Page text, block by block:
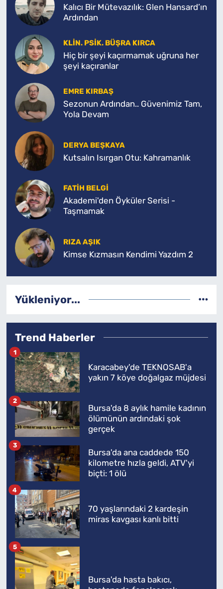
Kalıcı Bir Mütevazılık: Glen Hansard’ın
Ardından
KLIN. PSIK. BÜŞRA KIRCA
Hiç bir şeyi kaçırmamak uğruna her
şeyi kaçıranlar
EMRE KIRBAŞ
Sezonun Ardından.. Güvenimiz Tam,
Yola Devam
DERYA BEŞKAYA
Kutsalın Isırgan Otu: Kahramanlık
FATİH BELGİ
Akademi'den Öyküler Serisi -
Taşmamak
RIZA AŞIK
Kimse Kızmasın Kendimi Yazdım 2
Yükleniyor...
Trend Haberler
Karacabey'de TEKNOSAB'a
yakın 7 köye doğalgaz müjdesi
1
Bursa'da 8 aylık hamile kadının
ölümünün ardındaki şok
gerçek
2
Bursa'da ana caddede 150
kilometre hızla geldi, ATV'yi
biçti: 1 ölü
3
70 yaşlarındaki 2 kardeşin
miras kavgası kanlı bitti
4
Bursa'da hasta bakıcı,
5